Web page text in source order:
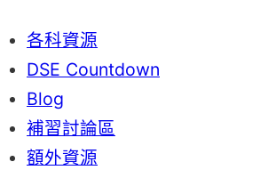
各科資源
DSE Countdown
Blog
補習討論區
額外資源